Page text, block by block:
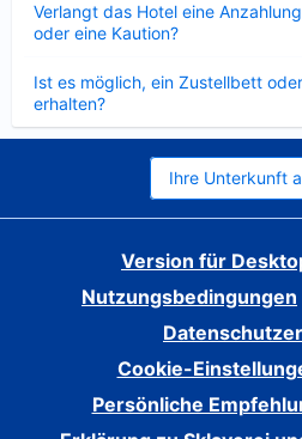
Verlangt das Hotel eine
oder eine Kaution?
Ist es möglich, ein Zustellbett
erhalten?
Ihre Unterkunft
Version für
Nutzungsbedingungen
Cookie-
Persönliche